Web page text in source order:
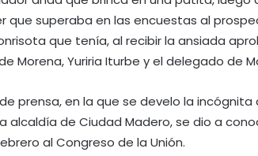
que superaba en las encuestas al
que tenía, al recibir la ansiada
Morena, Yuriria Iturbe y el delegado de
prensa, en la que se develo la
alcaldía de Ciudad Madero, se dio a
al Congreso de la Unión.